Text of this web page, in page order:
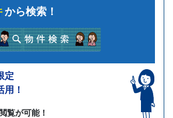
から検索！
定
用！
覧が可能！